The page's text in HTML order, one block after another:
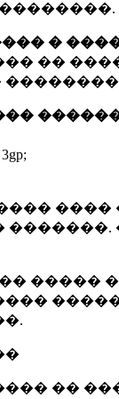
�
��
�����
��